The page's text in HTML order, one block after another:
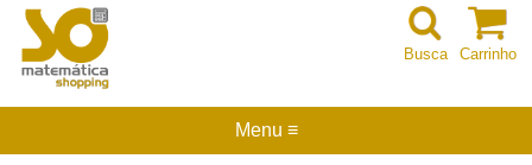
Carrinho
Busca